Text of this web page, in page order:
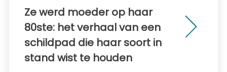
Ze werd moeder op haar
80ste: het verhaal van een
schildpad die haar soort in
stand wist te houden